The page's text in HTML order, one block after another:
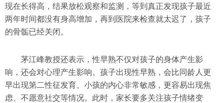
现在长得高，结果放松观察和监测，等到真正发现孩子最近
两年时间都没有身高增加，再到医院来检查就太迟了，孩子
的骨骺已经关闭。
茅江峰教授还表示，性早熟不仅对孩子的身体产生影
响，还会对心理产生影响。孩子出现性早熟，会比同龄人更
早出现第二性征发育。小孩的内心非常敏感，更容易出现焦
虑、不愿意社交等情况。此时，家长要多关注孩子情绪变